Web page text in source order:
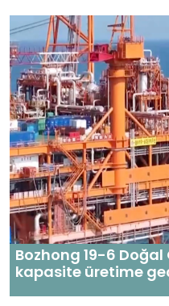
Bozhong 19-6 Doğal
kapasite üretime